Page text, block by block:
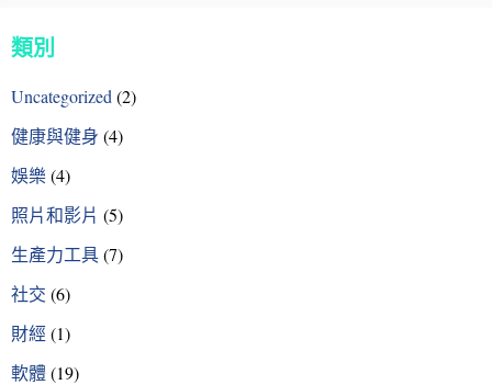
類別
Uncategorized (2)
健康與健身 (4)
娛樂(4)
照片和影片 (5)
生產力工具(7)
社交 (6)
財經(1)
軟體(19)